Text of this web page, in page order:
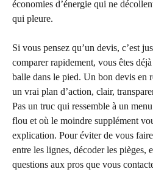
économies d’énergie qui ne
qui pleure.
Si vous pensez qu’un devis, c’est
comparer rapidement, vous êtes
balle dans le pied. Un bon devis en
un vrai plan d’action, clair,
Pas un truc qui ressemble à un
flou et où le moindre supplément
explication. Pour éviter de vous
entre les lignes, décoder les pièges,
questions aux pros que vous